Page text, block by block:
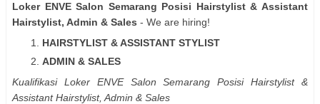
Loker ENVE Salon Semarang Posisi Hairstylist & Assistant
Hairstylist, Admin & Sales - We are hiring!
HAIRSTYLIST & ASSISTANT STYLIST
ADMIN & SALES
Kualifikasi Loker ENVE Salon Semarang Posisi Hairstylist &
Assistant Hairstylist, Admin & Sales